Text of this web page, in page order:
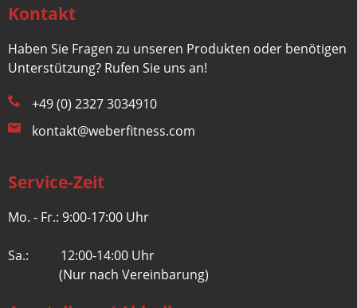
Kontakt
Haben Sie Fragen zu unseren Produkten oder benötigen
Unterstützung? Rufen Sie uns an!
+49 (0) 2327 3034910
kontakt@weberfitness.com
Service-Zeit
Mo. - Fr.: 9:00-17:00 Uhr
Sa.: 12:00-14:00 Uhr
(Nur nach Vereinbarung)